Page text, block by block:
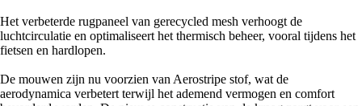
Het verbeterde rugpaneel van gerecycled mesh verhoogt de
luchtcirculatie en optimaliseert het thermisch beheer, vooral tijdens het
fietsen en hardlopen.
De mouwen zijn nu voorzien van Aerostripe stof, wat de
aerodynamica verbetert terwijl het ademend vermogen en comfort